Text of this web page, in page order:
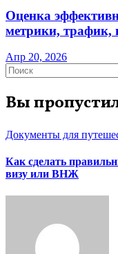
Оценка
метрики, трафик,
Апр 20, 2026
Вы
Документы для
Как сделать
визу или ВНЖ